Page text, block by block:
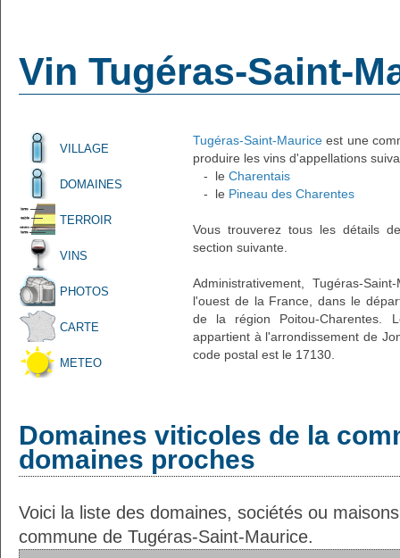
Vin Tugéras-Saint-
VILLAGE
DOMAINES
TERROIR
VINS
PHOTOS
CARTE
METEO
Tugéras-Saint-Maurice est une
produire les vins d'appellations
- le Charentais
- le Pineau des Charentes
Vous trouverez tous les détails
section suivante.
Administrativement, Tugéras-
l'ouest de la France, dans le
de la région Poitou-Charentes.
appartient à l'arrondissement de
code postal est le 17130.
Domaines viticoles de la
domaines proches
Voici la liste des domaines, sociétés ou
commune de Tugéras-Saint-Maurice.